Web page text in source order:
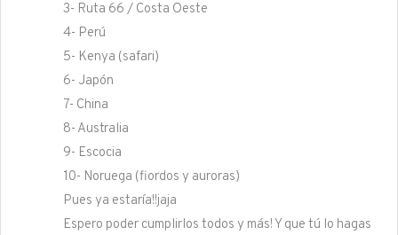
3- Ruta 66 / Costa Oeste
4- Perú
5- Kenya (safari)
6- Japón
7- China
8- Australia
9- Escocia
10- Noruega (fiordos y auroras)
Pues ya estaría!!jaja
Espero poder cumplirlos todos y más! Y que tú lo hagas